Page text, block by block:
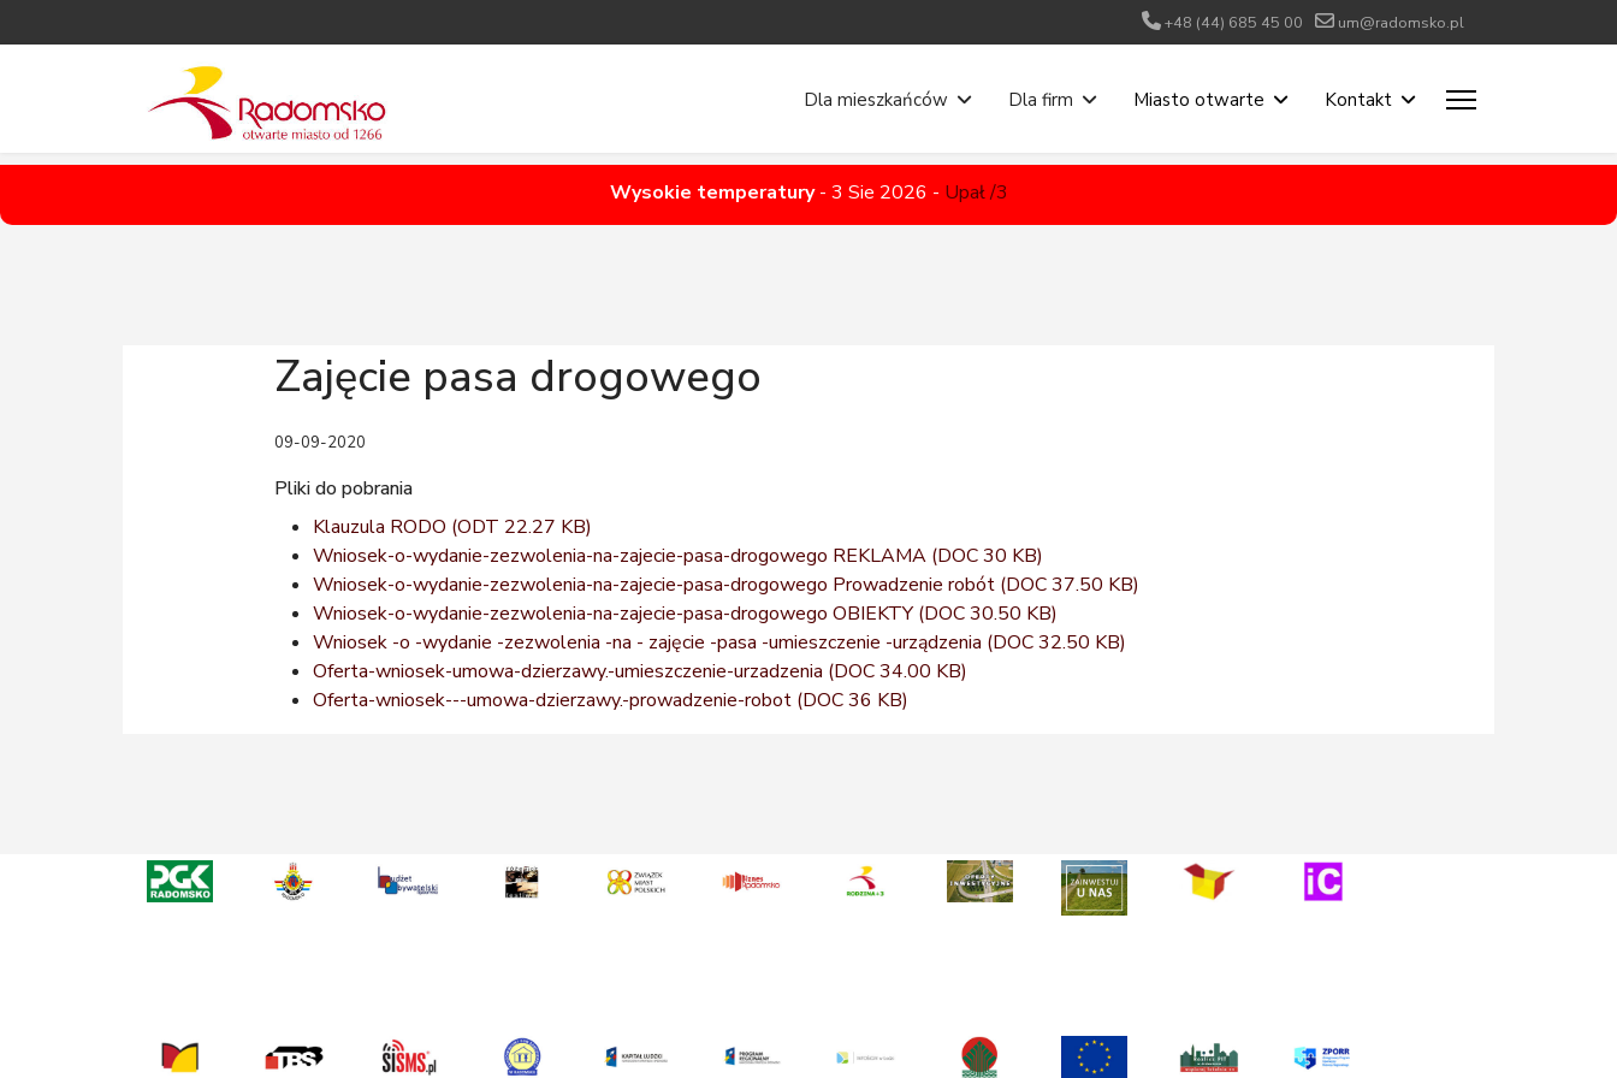
+48 (44) 685 45 00 um@radomsko.pl
Dla mieszkańców Dla firm Miasto otwarte Kontakt
Wysokie temperatury- 3 Sie 2026 - Upał /3
Zajęcie pasa drogowego
09-09-2020
Pliki do pobrania
Klauzula RODO (ODT 22.27 KB)
Wniosek-o-wydanie-zezwolenia-na-zajecie-pasa-drogowego REKLAMA (DOC 30 KB)
Wniosek-o-wydanie-zezwolenia-na-zajecie-pasa-drogowego Prowadzenie robót (DOC 37.50 KB)
Wniosek-o-wydanie-zezwolenia-na-zajecie-pasa-drogowego OBIEKTY(DOC 30.50 KB)
Wniosek -o -wydanie -zezwolenia -na - zajęcie -pasa -umieszczenie -urządzenia (DOC 32.50 KB)
Oferta-wniosek-umowa-dzierzawy.-umieszczenie-urzadzenia (DOC 34.00 KB)
Oferta-wniosek---umowa-dzierzawy.-prowadzenie-robot (DOC 36 KB)